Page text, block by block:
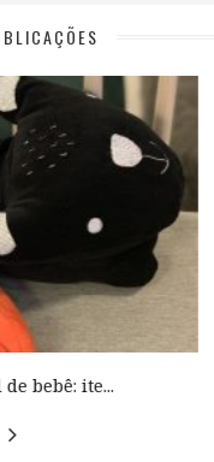
bebê: ite...